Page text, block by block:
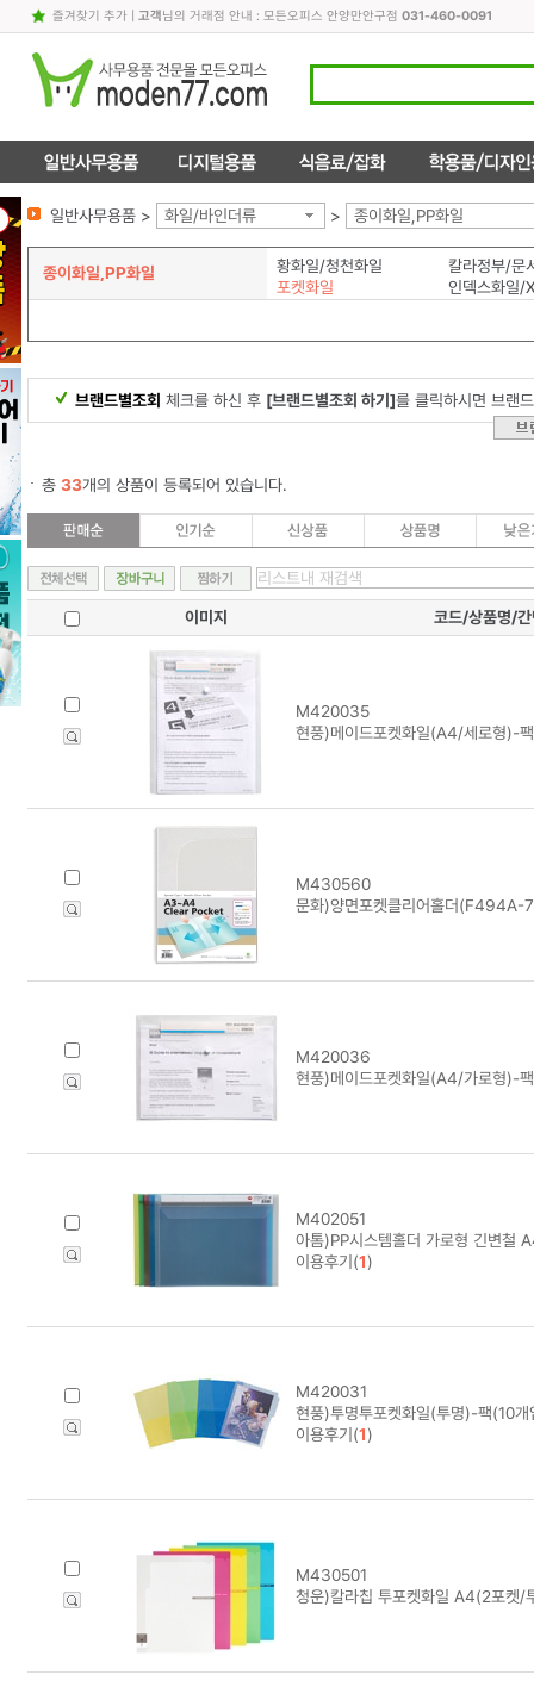
즐겨찾기 추가| 고객님의 거래점 안내 : 모든오피스 안양만안구점 031-460-0091
일반사무용품 > 화일/바인더류 > 종이화일,PP화일
종이화일,PP화일
황화일/청천화일
포켓화일
인덱스화일/
브랜드별조회 체크를 하신 후 [브랜드별조회 하기]를 클릭하시면 브랜
총 33개의 상품이 등록되어 있습니다.
이미지 코드/상품명/간
M420035
현풍)메이드포켓화일(A4/세로형)-
M430560
문화)양면포켓클리어홀더(F494A-
M420036
현풍)메이드포켓화일(A4/가로형)-
M402051
아톰)PP시스템홀더 가로형 긴변철
이용후기(1)
M420031
현풍)투명투포켓화일(투명)-팩(10개
이용후기(1)
M430501
청운)칼라칩 투포켓화일 A4(2포켓/